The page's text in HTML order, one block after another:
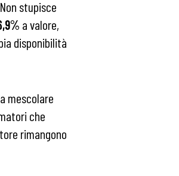
stupisce
a valore,
disponibilità
mescolare
che
rimangono